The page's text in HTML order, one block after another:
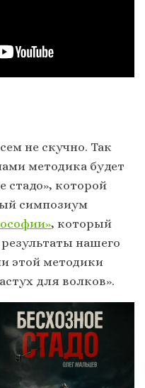
не скучно. Так
методика будет
стадо», которой
симпозиум
, который
результаты нашего
этой методики
для волков».